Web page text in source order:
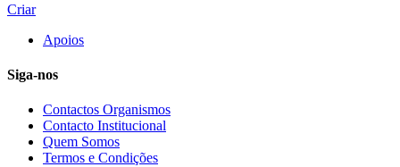
Criar
Apoios
Siga-nos
Contactos Organismos
Contacto Institucional
Quem Somos
Termos e Condições